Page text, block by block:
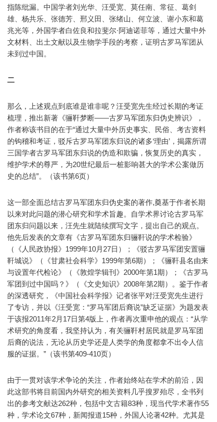
指陈纰漏。中国学者刘光华、汪受宽、莫任南、常征、葛剑
雄、杨共乐、张德芳、邢义田、张绪山、何立波、谢小东和葛
兆光等，外国学者白佐良和拉斐尔·阿迪诺菲等，通过大量中外
文材料、出土文献以及生物学手段的考察，证明古罗马军团从
未到过中国。
二
那么，上述观点到底谁是谁非呢？汪受宽先生经过长期的考证
梳理，推出新著《骊靬梦断——古罗马军团东归伪史辨识》，
作者称该书目的在于“通过大量中外历史事实、民俗、考古资料
的钩稽和考证，驳斥古罗马军团东归说的诸多‘理由’，揭露所谓
三国学者古罗马军团东归说的伪造和欺骗，恢复历史的真实，
维护学术的尊严，为20世纪最后一桩影响甚大的学术公案做历
史的总结”。（该书第6页）
这一部全面总结古罗马军团东归伪史案的著作,奠基于作者长期
以来对此问题的潜心研究和学术旨趣。自学术界讨论古罗马军
团东归问题以来，汪先生就陆续撰写文字，提出自己的观点。
他先后发表的文章有《古罗马军团东归骊靬说的学术检验》
（《人民政协报》1999年10月27日）；《驳古罗马军团安置骊
靬城说》（《甘肃社会科学》1999年第6期）；《骊靬县名由来
与设置年代检论》（《敦煌学辑刊》2000年第1期）；《古罗马
军团到过中国吗？》（《文史知识》2008年第2期）。鉴于作者
的深透研究，《中国社会科学报》记者张平对汪受宽先生进行
了专访，并以《汪受宽：“罗马军团后裔说”缺乏证据》为题发表
于该报2011年2月17日第4版上，作者再次重申他的观点：“从学
术研究的角度看，我坚持认为，有关骊靬村居民就是罗马军团
后裔的说法，无论从历史学还是人类学的角度都拿不出令人信
服的证据。”（该书第409-410页）
由于一贯对该学术争论的关注，作者始终站在学术的前沿，因
此这部书将目前国内外研究的相关资料几乎搜罗殆尽，全书列
出的参考文献达262种，包括中文古籍83种，现当代学术著作55
种，学术论文67种，新闻报道15种，外国人论著42种。尤其是